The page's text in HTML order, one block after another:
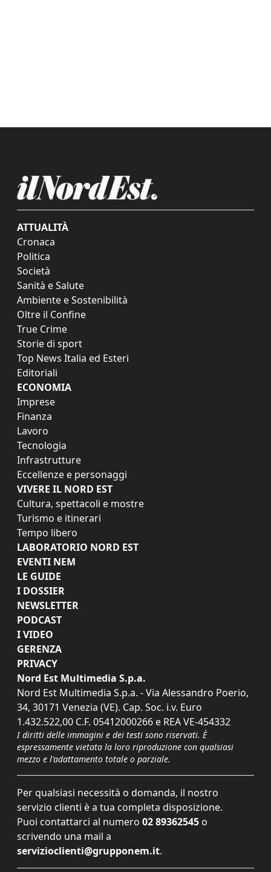
ATTUALITÀ
Cronaca
Politica
Società
Sanità e Salute
Ambiente e Sostenibilità
Oltre il Confine
True Crime
Storie di sport
Top News Italia ed Esteri
Editoriali
ECONOMIA
Imprese
Finanza
Lavoro
Tecnologia
Infrastrutture
Eccellenze e personaggi
VIVERE IL NORD EST
Cultura, spettacoli e mostre
Turismo e itinerari
Tempo libero
LABORATORIO NORD EST
EVENTI NEM
LE GUIDE
I DOSSIER
NEWSLETTER
PODCAST
I VIDEO
GERENZA
PRIVACY
Nord Est Multimedia S.p.a.
Nord Est Multimedia S.p.a. - Via Alessandro Poerio,
34, 30171 Venezia (VE). Cap. Soc. i.v. Euro
1.432.522,00 C.F. 05412000266 e REA VE-454332
I diritti delle immagini e dei testi sono riservati. È
espressamente vietata la loro riproduzione con qualsiasi
mezzo e l'adattamento totale o parziale.
Per qualsiasi necessità o domanda, il nostro
servizio clienti è a tua completa disposizione.
Puoi contattarci al numero 02 89362545 o
scrivendo una mail a
servizioclienti@grupponem.it.